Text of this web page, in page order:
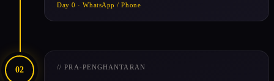
Day 0 · WhatsApp / Phone
02 // PRA-PENGHANTARAN